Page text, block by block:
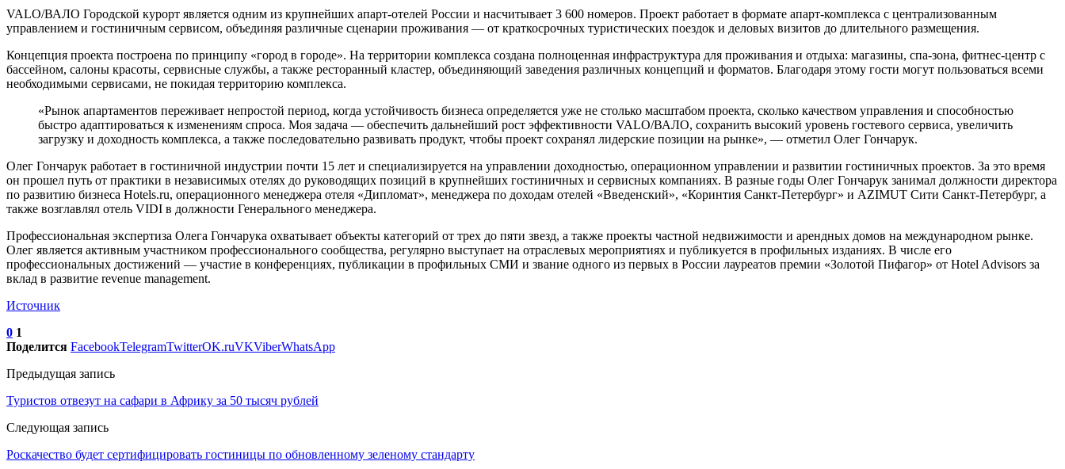
VALO/ВАЛО Городской курорт является одним из крупнейших апарт-отелей России и насчитывает 3 600 номеров. Проект работает в формате апарт-комплекса с централизованным
управлением и гостиничным сервисом, объединяя различные сценарии проживания — от краткосрочных туристических поездок и деловых визитов до длительного размещения.
Концепция проекта построена по принципу «город в городе». На территории комплекса создана полноценная инфраструктура для проживания и отдыха: магазины, спа-зона, фитнес-центр с
бассейном, салоны красоты, сервисные службы, а также ресторанный кластер, объединяющий заведения различных концепций и форматов. Благодаря этому гости могут пользоваться всеми
необходимыми сервисами, не покидая территорию комплекса.
«Рынок апартаментов переживает непростой период, когда устойчивость бизнеса определяется уже не столько масштабом проекта, сколько качеством управления и способностью
быстро адаптироваться к изменениям спроса. Моя задача — обеспечить дальнейший рост эффективности VALO/ВАЛО, сохранить высокий уровень гостевого сервиса, увеличить
загрузку и доходность комплекса, а также последовательно развивать продукт, чтобы проект сохранял лидерские позиции на рынке», — отметил Олег Гончарук.
Олег Гончарук работает в гостиничной индустрии почти 15 лет и специализируется на управлении доходностью, операционном управлении и развитии гостиничных проектов. За это время
он прошел путь от практики в независимых отелях до руководящих позиций в крупнейших гостиничных и сервисных компаниях. В разные годы Олег Гончарук занимал должности директора
по развитию бизнеса Hotels.ru, операционного менеджера отеля «Дипломат», менеджера по доходам отелей «Введенский», «Коринтия Санкт-Петербург» и AZIMUT Сити Санкт-Петербург, а
также возглавлял отель VIDI в должности Генерального менеджера.
Профессиональная экспертиза Олега Гончарука охватывает объекты категорий от трех до пяти звезд, а также проекты частной недвижимости и арендных домов на международном рынке.
Олег является активным участником профессионального сообщества, регулярно выступает на отраслевых мероприятиях и публикуется в профильных изданиях. В числе его
профессиональных достижений — участие в конференциях, публикации в профильных СМИ и звание одного из первых в России лауреатов премии «Золотой Пифагор» от Hotel Advisors за
вклад в развитие revenue management.
Источник
0 1
Поделится FacebookTelegramTwitterOK.ruVKViberWhatsApp
Предыдущая запись
Туристов отвезут на сафари в Африку за 50 тысяч рублей
Следующая запись
Роскачество будет сертифицировать гостиницы по обновленному зеленому стандарту